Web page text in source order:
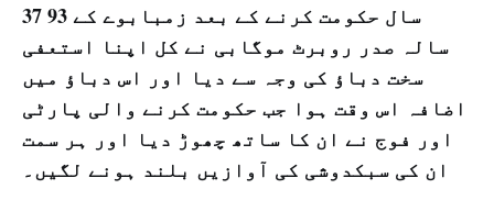
37 سال حکومت کرنے کے بعد زمبابوے کے 93
سالہ صدر روبرٹ موگابی نے کل اپنا استعفی
سخت دباؤ کی وجہ سے دیا اور اس دباؤ میں
اضافہ اس وقت ہوا جب حکومت کرنے والی پارٹی
اور فوج نے ان کا ساتھ چھوڑ دیا اور ہر سمت
ان کی سبکدوشی کی آوازیں بلند ہونے لگیں۔